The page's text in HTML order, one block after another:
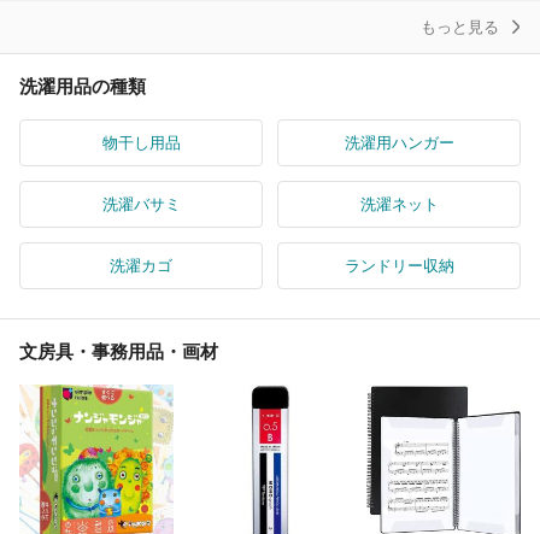
もっと見る
洗濯用品の種類
物干し用品 洗濯用ハンガー
洗濯バサミ 洗濯ネット
洗濯カゴ ランドリー収納
文房具・事務用品・画材